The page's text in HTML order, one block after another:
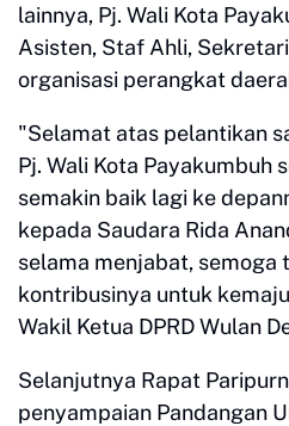
lainnya, Pj. Wali Kota
Asisten, Staf Ahli,
organisasi perangkat
"Selamat atas pelantikan
Pj. Wali Kota Payakumbuh
semakin baik lagi ke
kepada Saudara Rida
selama menjabat, semoga
kontribusinya untuk
Wakil Ketua DPRD Wulan
Selanjutnya Rapat
penyampaian Pandangan